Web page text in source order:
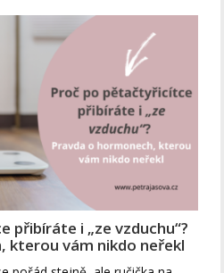
přibíráte i „ze vzduchu“?
kterou vám nikdo neřekl